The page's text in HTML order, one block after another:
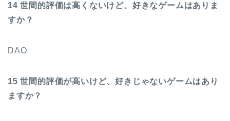
14 世間的評価は高くないけど、好きなゲームはありま
すか？
DAO
15 世間的評価が高いけど、好きじゃないゲームはあり
ますか？